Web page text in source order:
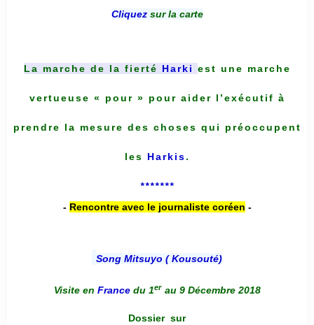
Cliquez sur la carte
La marche de la fierté Harki est une marche
vertueuse « pour » pour aider l’exécutif à
prendre la mesure des choses qui préoccupent
les Harkis.
*******
- Rencontre avec le journaliste coréen -
Song Mitsuyo ( Kousouté)
Visite en France du 1er au 9 Décembre 2018
Dossier sur